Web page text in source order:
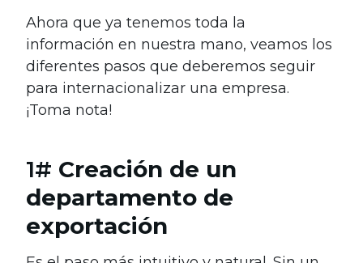
Ahora que ya tenemos toda la
información en nuestra mano, veamos los
diferentes pasos que deberemos seguir
para internacionalizar una empresa.
¡Toma nota!
1# Creación de un
departamento de
exportación